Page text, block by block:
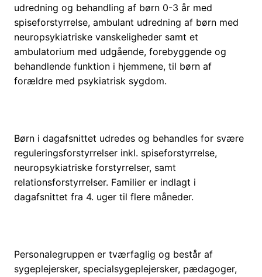
udredning og behandling af børn 0-3 år med
spiseforstyrrelse, ambulant udredning af børn med
neuropsykiatriske vanskeligheder samt et
ambulatorium med udgående, forebyggende og
behandlende funktion i hjemmene, til børn af
forældre med psykiatrisk sygdom.
Børn i dagafsnittet udredes og behandles for svære
reguleringsforstyrrelser inkl. spiseforstyrrelse,
neuropsykiatriske forstyrrelser, samt
relationsforstyrrelser. Familier er indlagt i
dagafsnittet fra 4. uger til flere måneder.
Personalegruppen er tværfaglig og består af
sygeplejersker, specialsygeplejersker, pædagoger,